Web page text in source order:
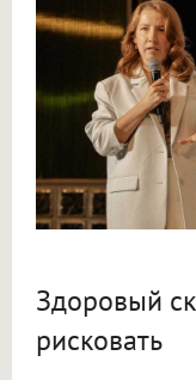
Здоровый
рисковать